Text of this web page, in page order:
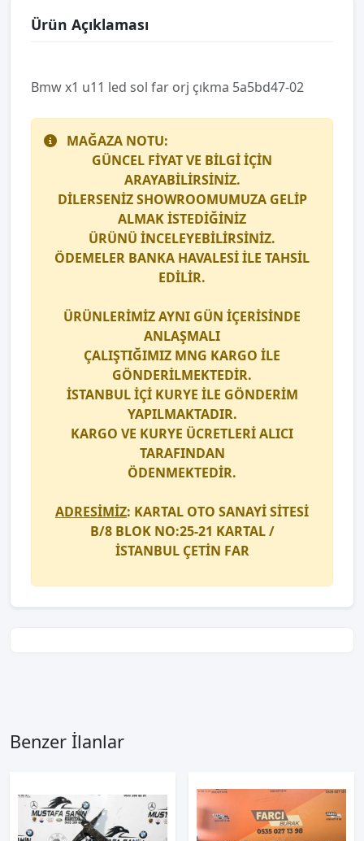
Ürün Açıklaması
Bmw x1 u11 led sol far orj çıkma 5a5bd47-02
MAĞAZA NOTU:
GÜNCEL FİYAT VE BİLGİ İÇİN
ARAYABİLİRSİNİZ.
DİLERSENİZ SHOWROOMUMUZA GELİP
ALMAK İSTEDİĞİNİZ
ÜRÜNÜ İNCELEYEBİLİRSİNİZ.
ÖDEMELER BANKA HAVALESİ İLE TAHSİL
EDİLİR.
ÜRÜNLERİMİZ AYNI GÜN İÇERİSİNDE
ANLAŞMALI
ÇALIŞTIĞIMIZ MNG KARGO İLE
GÖNDERİLMEKTEDİR.
İSTANBUL İÇİ KURYE İLE GÖNDERİM
YAPILMAKTADIR.
KARGO VE KURYE ÜCRETLERİ ALICI
TARAFINDAN
ÖDENMEKTEDİR.
ADRESİMİZ: KARTAL OTO SANAYİ SİTESİ
B/8 BLOK NO:25-21 KARTAL /
İSTANBUL ÇETİN FAR
Benzer İlanlar